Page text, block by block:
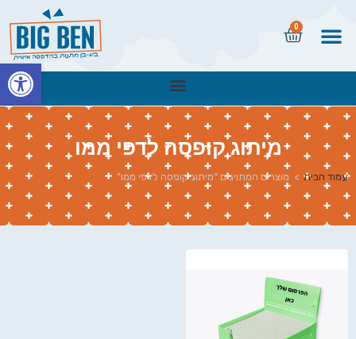
0
מיתוג קופסה לדפי ממו
עמוד הבית > מוצרים המתויגים “מיתוג קופסה לדפי ממו”